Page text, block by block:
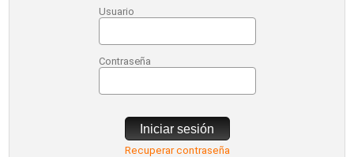
Usuario
Contraseña
Iniciar sesión
Recuperar contraseña